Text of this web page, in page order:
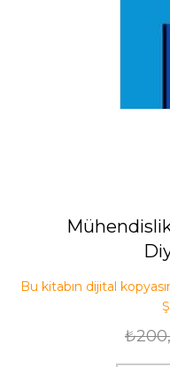
Bu kitabın dijital